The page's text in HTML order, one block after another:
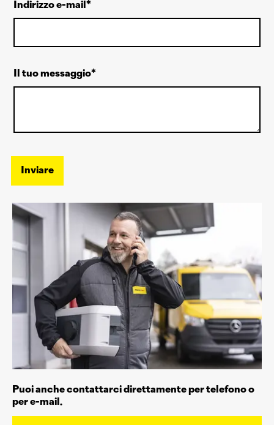
Indirizzo e-mail
Il tuo messaggio
Inviare
Puoi anche contattarci direttamente per telefono o
per e-mail.